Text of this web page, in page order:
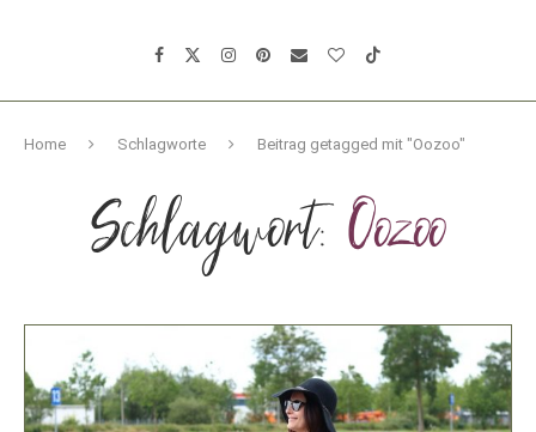
Home Schlagworte Beitrag getagged mit "Oozoo"
Schlagwort:Oozoo